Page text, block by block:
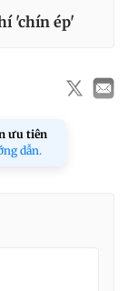
'chín ép'
ưu tiên
dẫn.